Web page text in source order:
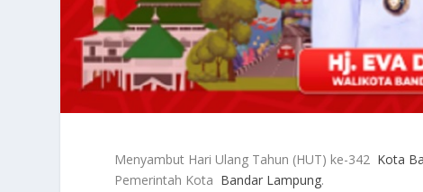
Menyambut Hari Ulang Tahun (HUT) ke-342 Kota
Pemerintah Kota Bandar Lampung.